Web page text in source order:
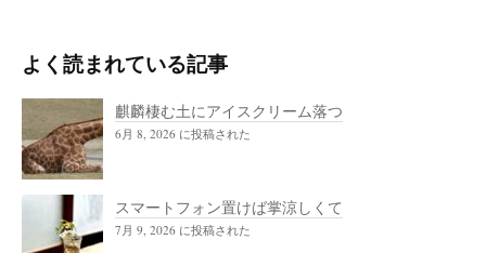
よく読まれている記事
麒麟棲む土にアイスクリーム落つ
6月 8, 2026 に投稿された
スマートフォン置けば掌涼しくて
7月 9, 2026 に投稿された